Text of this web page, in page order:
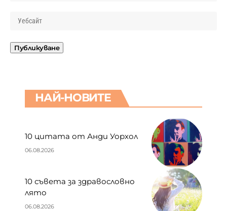
НАЙ-НОВИТЕ
10 цитата от Анди Уорхол
06.08.2026
10 съвета за здравословно
лято
06.08.2026